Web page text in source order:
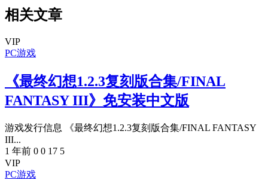
相关文章
VIP
PC游戏
《最终幻想1.2.3复刻版合集/FINAL
FANTASY III》免安装中文版
游戏发行信息 《最终幻想1.2.3复刻版合集/FINAL FANTASY
III...
1 年前 0 0 17 5
VIP
PC游戏